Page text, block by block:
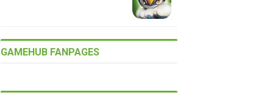
GAMEHUB FANPAGES